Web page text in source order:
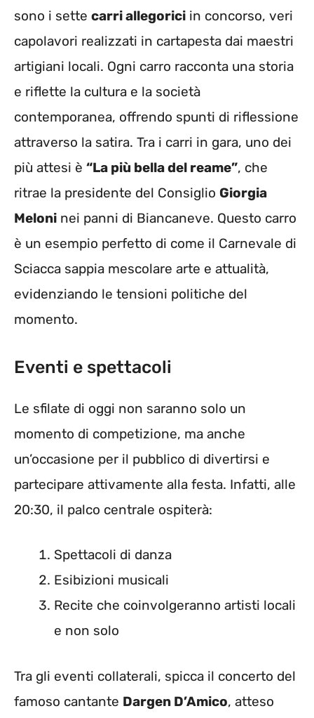
sono i sette carri allegorici in concorso, veri
capolavori realizzati in cartapesta dai maestri
artigiani locali. Ogni carro racconta una storia
e riflette la cultura e la società
contemporanea, offrendo spunti di riflessione
attraverso la satira. Tra i carri in gara, uno dei
più attesi è “La più bella del reame”, che
ritrae la presidente del Consiglio Giorgia
Meloni nei panni di Biancaneve. Questo carro
è un esempio perfetto di come il Carnevale di
Sciacca sappia mescolare arte e attualità,
evidenziando le tensioni politiche del
momento.
Eventi e spettacoli
Le sfilate di oggi non saranno solo un
momento di competizione, ma anche
un’occasione per il pubblico di divertirsi e
partecipare attivamente alla festa. Infatti, alle
20:30, il palco centrale ospiterà:
Spettacoli di danza
Esibizioni musicali
Recite che coinvolgeranno artisti locali
e non solo
Tra gli eventi collaterali, spicca il concerto del
famoso cantante Dargen D’Amico, atteso